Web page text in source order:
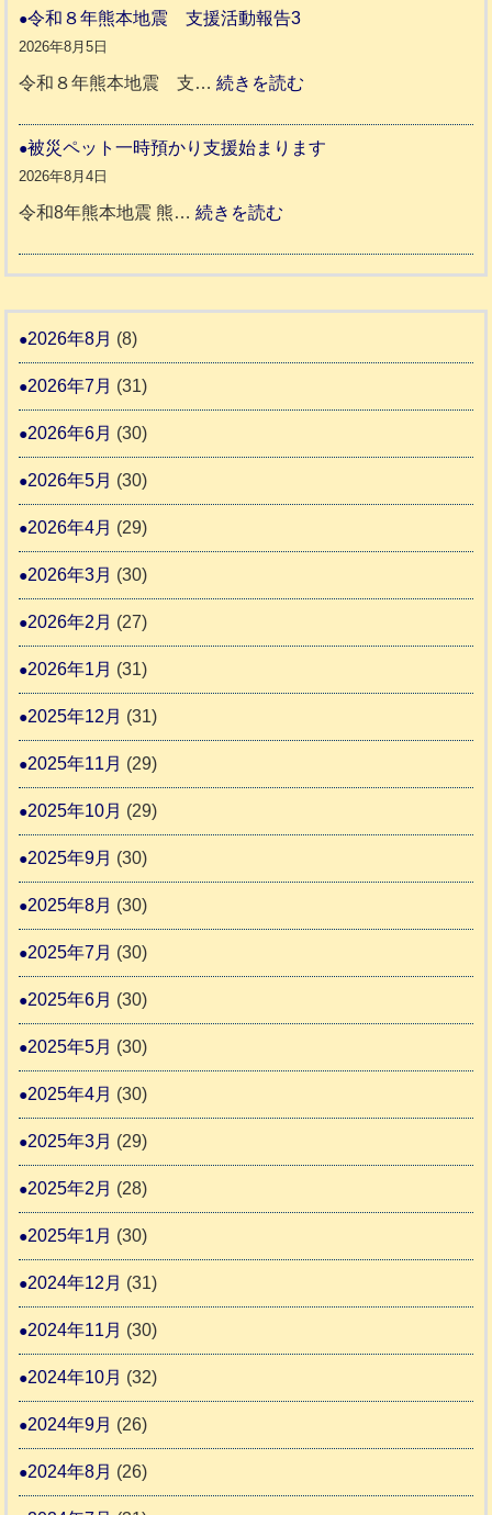
市
氷
城
市
市
ッ
さ
ト
人
記
4
令和８年熊本地震 支援活動報告3
2026年8月5日
令和８年熊本地震 支…続きを読む
和
被災ペット一時預かり支援始まります
2026年8月4日
令和8年熊本地震 熊…続きを読む
災
ト
預
支
ま
2026年8月 (8)
2026年7月 (31)
2026年6月 (30)
2026年5月 (30)
2026年4月 (29)
2026年3月 (30)
2026年2月 (27)
2026年1月 (31)
2025年12月 (31)
2025年11月 (29)
2025年10月 (29)
2025年9月 (30)
2025年8月 (30)
2025年7月 (30)
2025年6月 (30)
2025年5月 (30)
2025年4月 (30)
2025年3月 (29)
2025年2月 (28)
2025年1月 (30)
2024年12月 (31)
2024年11月 (30)
2024年10月 (32)
2024年9月 (26)
2024年8月 (26)